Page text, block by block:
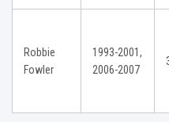
Robbie
Fowler
1993-2001,
2006-2007